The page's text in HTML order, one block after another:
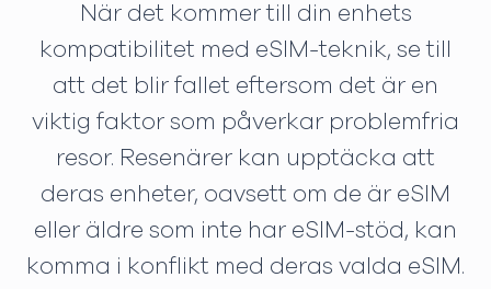
När det kommer till din enhets
kompatibilitet med eSIM-teknik, se till
att det blir fallet eftersom det är en
viktig faktor som påverkar problemfria
resor. Resenärer kan upptäcka att
deras enheter, oavsett om de är eSIM
eller äldre som inte har eSIM-stöd, kan
komma i konflikt med deras valda eSIM.